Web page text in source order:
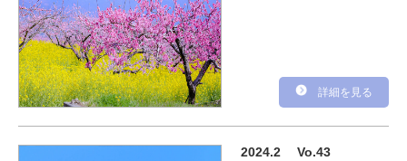
詳細を見る
2024.2 Vo.43